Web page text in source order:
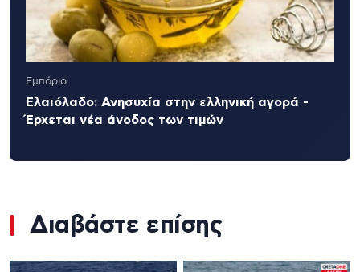
Εμπόριο
Ελαιόλαδο: Ανησυχία στην ελληνική αγορά -
Έρχεται νέα άνοδος των τιμών
Διαβάστε επίσης